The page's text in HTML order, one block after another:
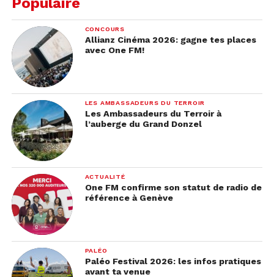
CONCOURS
Allianz Cinéma 2026: gagne tes places
avec One FM!
LES AMBASSADEURS DU TERROIR
Les Ambassadeurs du Terroir à
l’auberge du Grand Donzel
ACTUALITÉ
One FM confirme son statut de radio de
référence à Genève
PALÉO
Paléo Festival 2026: les infos pratiques
avant ta venue